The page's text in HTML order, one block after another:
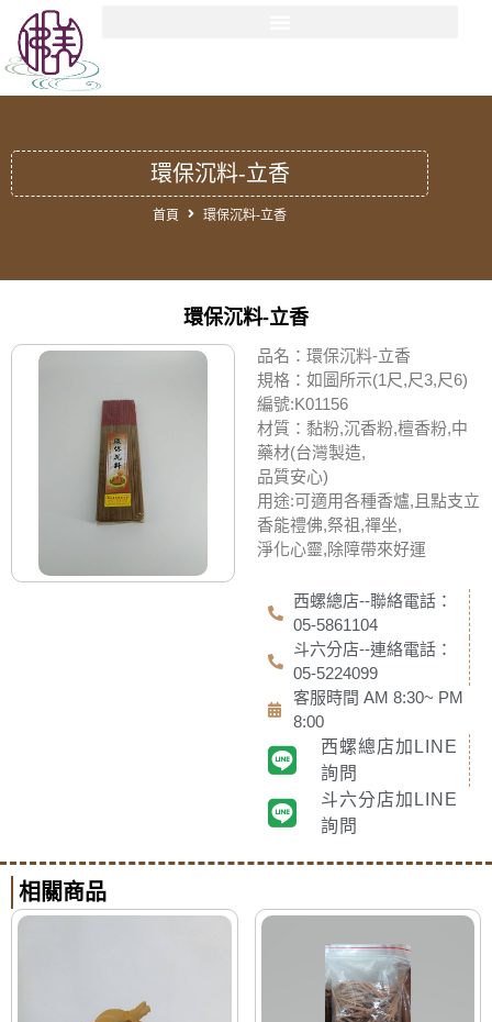
環保沉料-立香
首頁 環保沉料-立香
環保沉料-立香
品名：環保沉料-立香
規格：如圖所示(1尺,尺3,尺6)
編號:K01156
材質：黏粉,沉香粉,檀香粉,中
藥材(台灣製造,
品質安心)
用途:可適用各種香爐,且點支立
香能禮佛,祭祖,禪坐,
淨化心靈,除障帶來好運
西螺總店--聯絡電話：
05-5861104
斗六分店--連絡電話：
05-5224099
客服時間 AM 8:30~ PM
8:00
西螺總店加LINE
詢問
斗六分店加LINE
詢問
相關商品